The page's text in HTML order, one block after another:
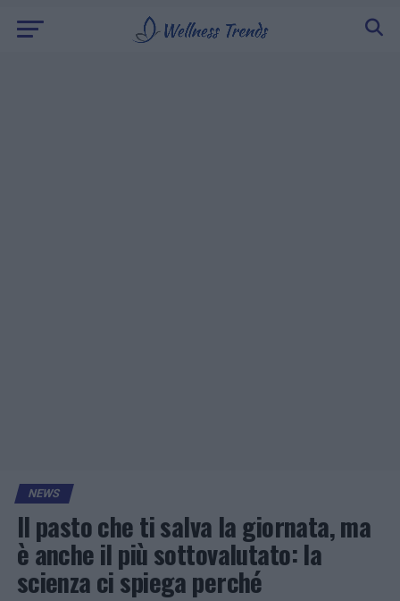
NEWS
Il pasto che ti salva la giornata, ma
è anche il più sottovalutato: la
scienza ci spiega perché